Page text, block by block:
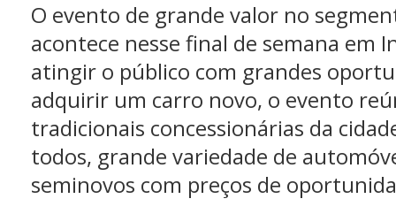
O evento de grande valor no
acontece nesse final de semana em
atingir o público com grandes
adquirir um carro novo, o evento
tradicionais concessionárias da
todos, grande variedade de
seminovos com preços de